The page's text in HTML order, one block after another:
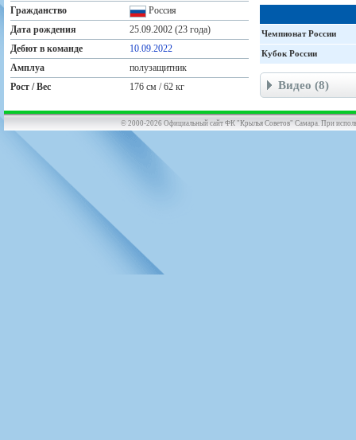
Гражданство
Россия
Дата рождения
25.09.2002 (23 года)
Дебют в команде
10.09.2022
Амплуа
полузащитник
Рост / Вес
176 см / 62 кг
Чемпионат России
Кубок России
Видео (8)
© 2000-2026 Официальный сайт ФК "Крылья Советов" Самара. При